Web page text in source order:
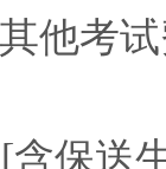
他考
保送